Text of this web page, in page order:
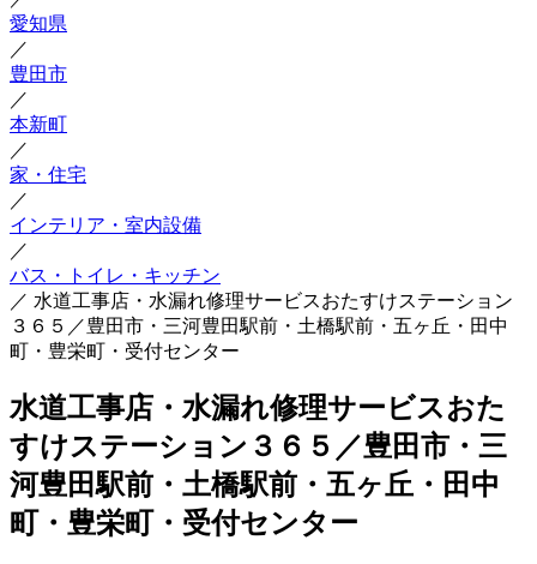
愛知県
／
豊田市
／
本新町
／
家・住宅
／
インテリア・室内設備
／
バス・トイレ・キッチン
／ 水道工事店・水漏れ修理サービスおたすけステーション
３６５／豊田市・三河豊田駅前・土橋駅前・五ヶ丘・田中
町・豊栄町・受付センター
水道工事店・水漏れ修理サービスおた
すけステーション３６５／豊田市・三
河豊田駅前・土橋駅前・五ヶ丘・田中
町・豊栄町・受付センター